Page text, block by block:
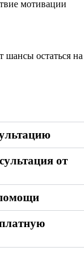
мотивации
остаться на
от